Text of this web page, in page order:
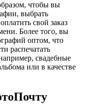
чтобы вы
выбрать
свой заказ
Более того, вы
оптом, что
распечатать
свадебные
или в качестве